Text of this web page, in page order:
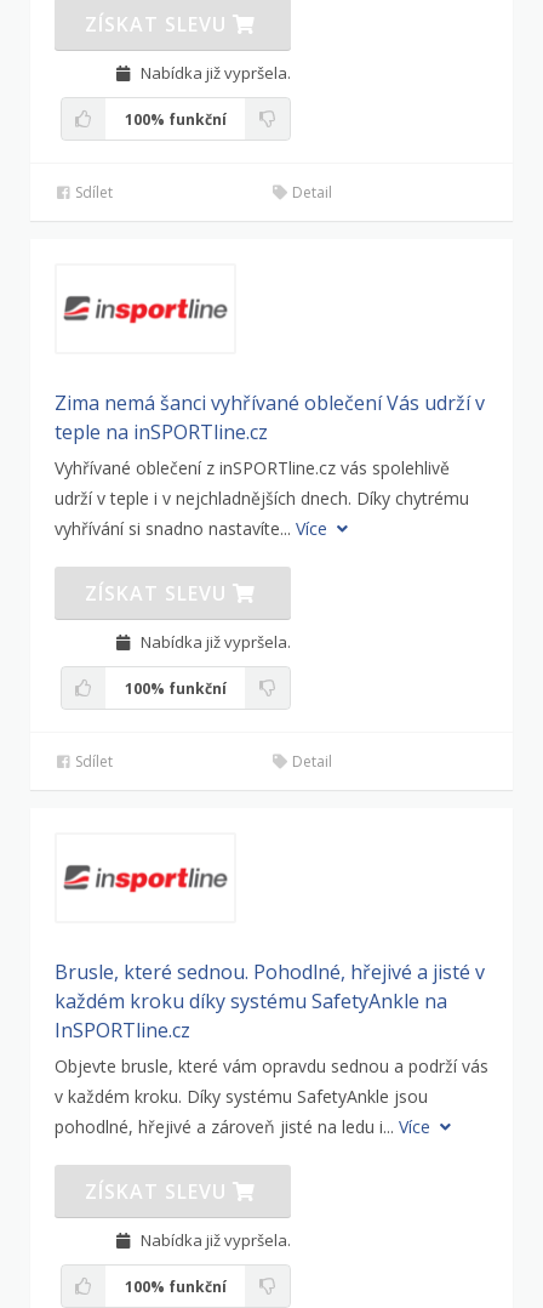
ZÍSKAT SLEVU
Nabídka již vypršela.
100% funkční
Sdílet Detail
Zima nemá šanci vyhřívané oblečení Vás udrží v
teple na inSPORTline.cz
Vyhřívané oblečení z inSPORTline.cz vás spolehlivě
udrží v teple i v nejchladnějších dnech. Díky chytrému
vyhřívání si snadno nastavíte... Více
ZÍSKAT SLEVU
Nabídka již vypršela.
100% funkční
Sdílet Detail
Brusle, které sednou. Pohodlné, hřejivé a jisté v
každém kroku díky systému SafetyAnkle na
InSPORTline.cz
Objevte brusle, které vám opravdu sednou a podrží vás
v každém kroku. Díky systému SafetyAnkle jsou
pohodlné, hřejivé a zároveň jisté na ledu i... Více
ZÍSKAT SLEVU
Nabídka již vypršela.
100% funkční